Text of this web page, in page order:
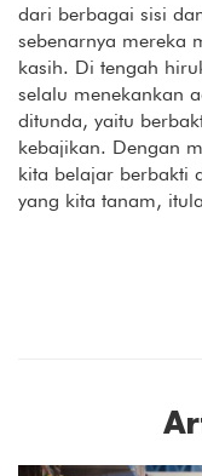
dari berbagai sisi
sebenarnya mereka
kasih. Di tengah
selalu menekankan
ditunda, yaitu
kebajikan. Dengan
kita belajar berbakti
yang kita tanam,